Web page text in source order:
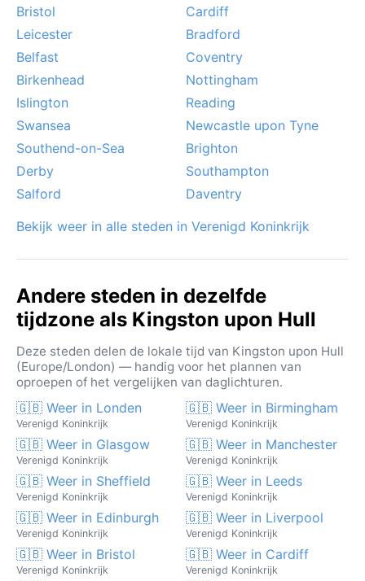
zelden voor grote overlast. Hull heeft geen extreem
weer, maar de constante wind van zee geeft het
Bristol
Cardiff
Leicester
Bradford
Belfast
Coventry
Birkenhead
Nottingham
Islington
Reading
Swansea
Newcastle upon Tyne
Southend-on-Sea
Brighton
Derby
Southampton
Salford
Daventry
Bekijk weer in alle steden in Verenigd Koninkrijk
Andere steden in dezelfde
tijdzone als Kingston upon Hull
Deze steden delen de lokale tijd van Kingston upon Hull
(Europe/London) — handig voor het plannen van
oproepen of het vergelijken van daglichturen.
🇬🇧 Weer in Londen
Verenigd Koninkrijk
🇬🇧 Weer in Birmingham
Verenigd Koninkrijk
🇬🇧 Weer in Glasgow
Verenigd Koninkrijk
🇬🇧 Weer in Manchester
Verenigd Koninkrijk
🇬🇧 Weer in Sheffield
Verenigd Koninkrijk
🇬🇧 Weer in Leeds
Verenigd Koninkrijk
🇬🇧 Weer in Edinburgh
Verenigd Koninkrijk
🇬🇧 Weer in Liverpool
Verenigd Koninkrijk
🇬🇧 Weer in Bristol
Verenigd Koninkrijk
🇬🇧 Weer in Cardiff
Verenigd Koninkrijk